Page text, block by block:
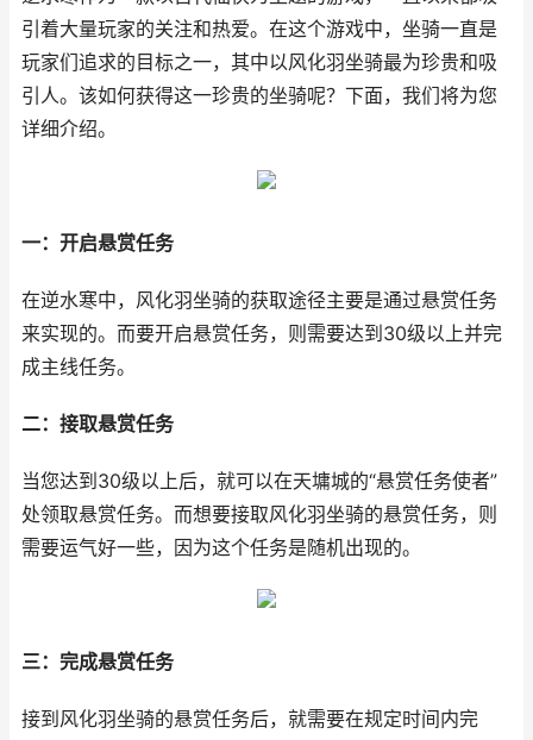
引着大量玩家的关注和热爱。在这个游戏中，坐骑一直是
玩家们追求的目标之一，其中以风化羽坐骑最为珍贵和吸
引人。该如何获得这一珍贵的坐骑呢？下面，我们将为您
详细介绍。
一：开启悬赏任务
在逆水寒中，风化羽坐骑的获取途径主要是通过悬赏任务
来实现的。而要开启悬赏任务，则需要达到30级以上并完
成主线任务。
二：接取悬赏任务
当您达到30级以上后，就可以在天墉城的“悬赏任务使者”
处领取悬赏任务。而想要接取风化羽坐骑的悬赏任务，则
需要运气好一些，因为这个任务是随机出现的。
三：完成悬赏任务
接到风化羽坐骑的悬赏任务后，就需要在规定时间内完